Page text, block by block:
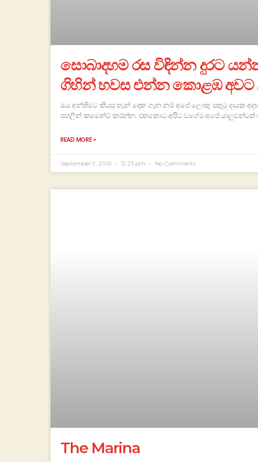
සොබාදහම රස විඳින්න දුරට
ගිහින් හවස එන්න කොළඹ අවට
ඔය අන්තිමට කියපු තැන් දෙක ගැන නම් අපේ ලොකු සතුටු දායක
පහලින් කමෙන්ට් කරන්න. එතකොට අපිට වගේම අපේ යාලුවන්ටත්
READ MORE »
September 9, 2016 12:23 pm No Comments
The Marina